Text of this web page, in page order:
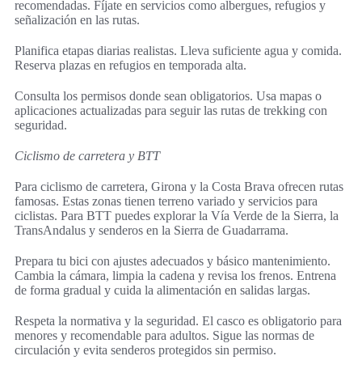
recomendadas. Fíjate en servicios como albergues, refugios y
señalización en las rutas.
Planifica etapas diarias realistas. Lleva suficiente agua y comida.
Reserva plazas en refugios en temporada alta.
Consulta los permisos donde sean obligatorios. Usa mapas o
aplicaciones actualizadas para seguir las rutas de trekking con
seguridad.
Ciclismo de carretera y BTT
Para ciclismo de carretera, Girona y la Costa Brava ofrecen rutas
famosas. Estas zonas tienen terreno variado y servicios para
ciclistas. Para BTT puedes explorar la Vía Verde de la Sierra, la
TransAndalus y senderos en la Sierra de Guadarrama.
Prepara tu bici con ajustes adecuados y básico mantenimiento.
Cambia la cámara, limpia la cadena y revisa los frenos. Entrena
de forma gradual y cuida la alimentación en salidas largas.
Respeta la normativa y la seguridad. El casco es obligatorio para
menores y recomendable para adultos. Sigue las normas de
circulación y evita senderos protegidos sin permiso.